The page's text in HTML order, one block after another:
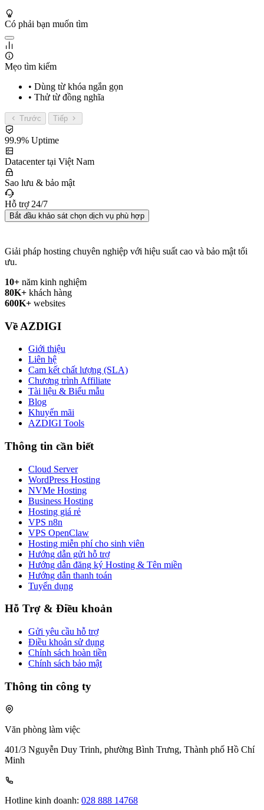
Có phải bạn muốn tìm
Mẹo tìm kiếm
• Dùng từ khóa ngắn gọn
• Thử từ đồng nghĩa
Trước Tiếp
99.9% Uptime
Datacenter tại Việt Nam
Sao lưu & bảo mật
Hỗ trợ 24/7
Bắt đầu khảo sát chọn dịch vụ phù hợp
Giải pháp hosting chuyên nghiệp với hiệu suất cao và bảo mật tối
ưu.
10+ năm kinh nghiệm
80K+ khách hàng
600K+ websites
Về AZDIGI
Giới thiệu
Liên hệ
Cam kết chất lượng (SLA)
Chương trình Affiliate
Tài liệu & Biểu mẫu
Blog
Khuyến mãi
AZDIGI Tools
Thông tin cần biết
Cloud Server
WordPress Hosting
NVMe Hosting
Business Hosting
Hosting giá rẻ
VPS n8n
VPS OpenClaw
Hosting miễn phí cho sinh viên
Hướng dẫn gửi hỗ trợ
Hướng dẫn đăng ký Hosting & Tên miền
Hướng dẫn thanh toán
Tuyển dụng
Hỗ Trợ & Điều khoản
Gửi yêu cầu hỗ trợ
Điều khoản sử dụng
Chính sách hoàn tiền
Chính sách bảo mật
Thông tin công ty
Văn phòng làm việc
401/3 Nguyễn Duy Trinh, phường Bình Trưng, Thành phố Hồ Chí
Minh
Hotline kinh doanh: 028 888 14768